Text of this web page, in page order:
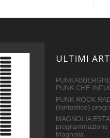
ULTIMI
PUNK CHE
PUNK ROCK
(fantastico)
MAGNOLIA
Magnolia